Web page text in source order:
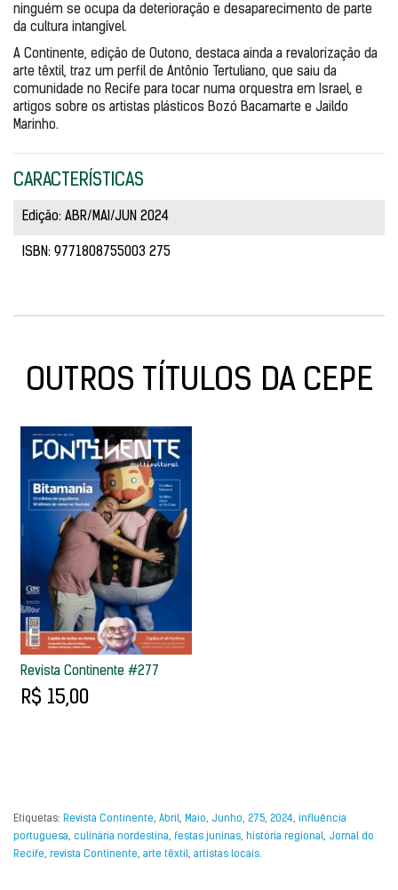
ninguém se ocupa da deterioração e desaparecimento de parte
da cultura intangível.
A Continente, edição de Outono, destaca ainda a revalorização da
arte têxtil, traz um perfil de Antônio Tertuliano, que saiu da
comunidade no Recife para tocar numa orquestra em Israel, e
artigos sobre os artistas plásticos Bozó Bacamarte e Jaildo
Marinho.
CARACTERÍSTICAS
Edição: ABR/MAI/JUN 2024
ISBN: 9771808755003 275
OUTROS TÍTULOS DA CEPE
Revista Continente #277
R$ 15,00
Etiquetas: Revista Continente, Abril, Maio, Junho, 275, 2024, influência
portuguesa, culinária nordestina, festas juninas, história regional, Jornal do
Recife, revista Continente, arte têxtil, artistas locais.